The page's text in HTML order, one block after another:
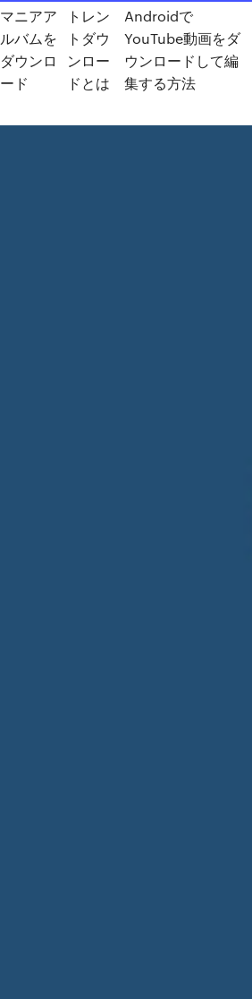
マニアア
ルバムを
ダウンロ
ード
トレン
トダウ
ンロー
ドとは
Androidで
YouTube動画をダ
ウンロードして編
集する方法